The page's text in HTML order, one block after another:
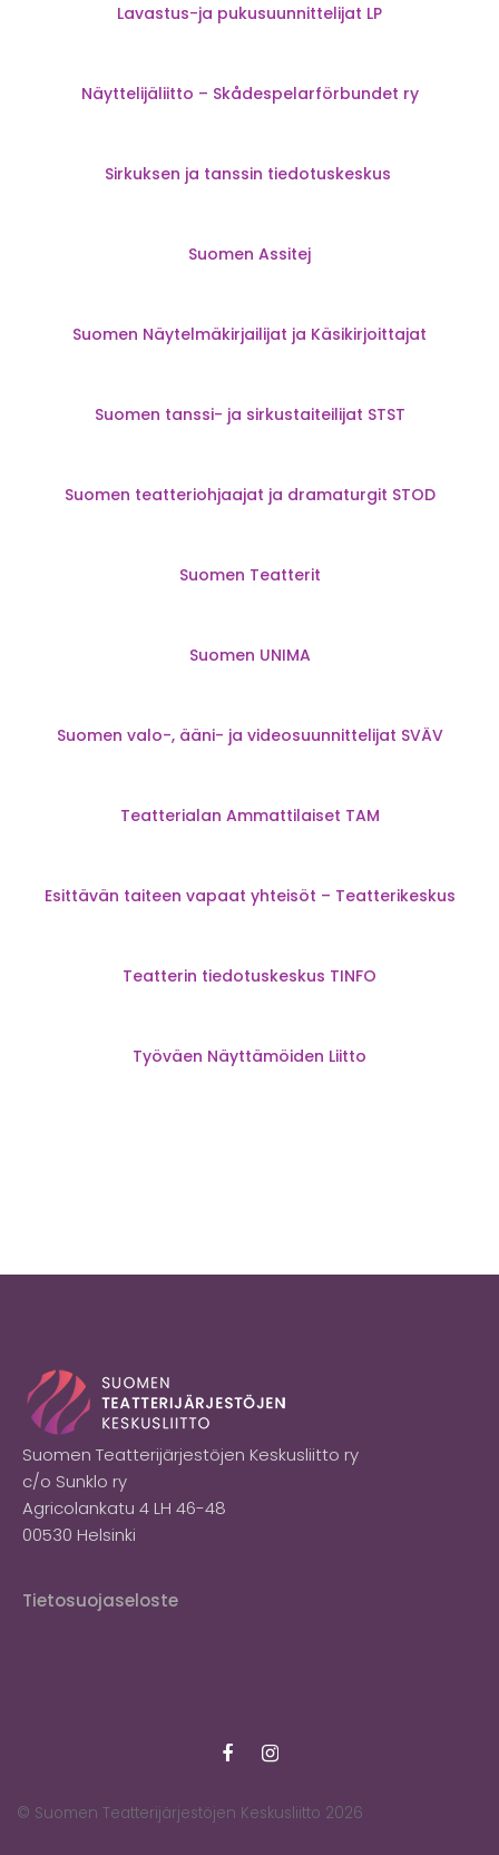
Lavastus-ja pukusuunnittelijat LP
Näyttelijäliitto – Skådespelarförbundet ry
Sirkuksen ja tanssin tiedotuskeskus
Suomen Assitej
Suomen Näytelmäkirjailijat ja Käsikirjoittajat
Suomen tanssi- ja sirkustaiteilijat STST
Suomen teatteriohjaajat ja dramaturgit STOD
Suomen Teatterit
Suomen UNIMA
Suomen valo-, ääni- ja videosuunnittelijat SVÄV
Teatterialan Ammattilaiset TAM
Esittävän taiteen vapaat yhteisöt – Teatterikeskus
Teatterin tiedotuskeskus TINFO
Työväen Näyttämöiden Liitto
Suomen Teatterijärjestöjen Keskusliitto ry
c/o Sunklo ry
Agricolankatu 4 LH 46-48
00530 Helsinki
Tietosuojaseloste
© Suomen Teatterijärjestöjen Keskusliitto 2026